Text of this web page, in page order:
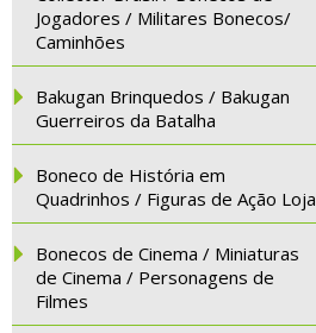
Jogadores / Militares Bonecos/
Caminhões
Bakugan Brinquedos / Bakugan
Guerreiros da Batalha
Boneco de História em
Quadrinhos / Figuras de Ação Loja
Bonecos de Cinema / Miniaturas
de Cinema / Personagens de
Filmes